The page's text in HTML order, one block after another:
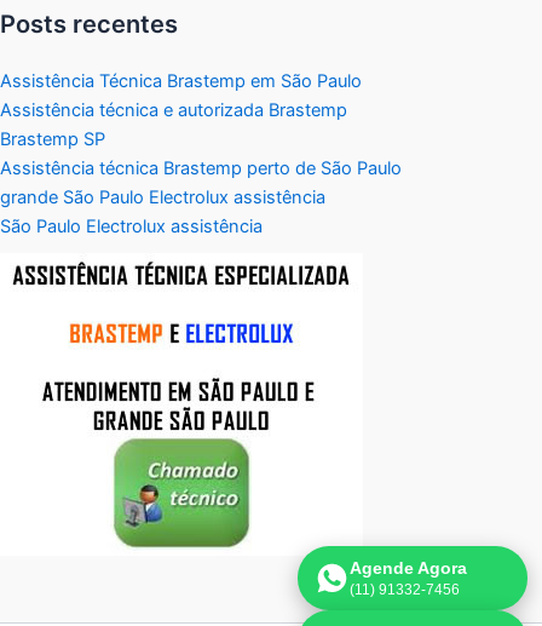
Posts recentes
Assistência Técnica Brastemp em São Paulo
Assistência técnica e autorizada Brastemp
Brastemp SP
Assistência técnica Brastemp perto de São Paulo
grande São Paulo Electrolux assistência
São Paulo Electrolux assistência
Agende Agora
(11) 91332-7456